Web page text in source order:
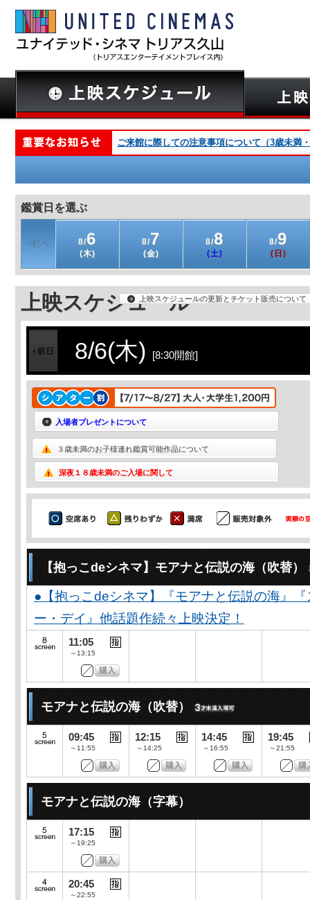
ご来館に際しての注意事項について（3歳未満
鑑賞日を選ぶ
8/6
(木)
8/7
(金)
8/8
(土)
8/9
(日)
上映スケジュール上映スケジュールの更新とチケット販売について
8/6(木) [8:30開館]
入場者プレゼントについて
３歳未満のお子様連れ鑑賞可能作品について
深夜１８歳未満のご入場に関して
【抱っこdeシネマ】モアナと伝説の海（吹替）
●【抱っこdeシネマ】『モアナと伝説の海』
ー・デイ』他話題作続々上映決定！
11:05
～13:15
モアナと伝説の海（吹替）
09:45
～11:55
12:15
～14:25
14:45
～16:55
19:45
～21:55
モアナと伝説の海（字幕）
17:15
～19:25
20:45
～22:55